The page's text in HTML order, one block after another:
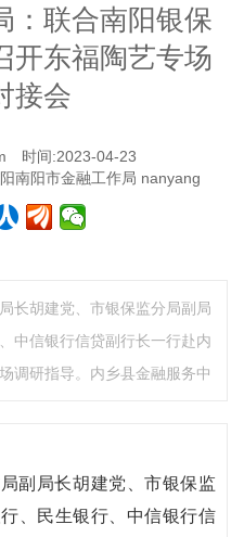
：联合南阳银保
开东福陶艺专场
接会
时间:2023-04-23
南阳市金融工作局 nanyang
长胡建党、市银保监分局副局
中信银行信贷副行长一行赴内
调研指导。内乡县金融服务中
副局长胡建党、市银保监
、民生银行、中信银行信